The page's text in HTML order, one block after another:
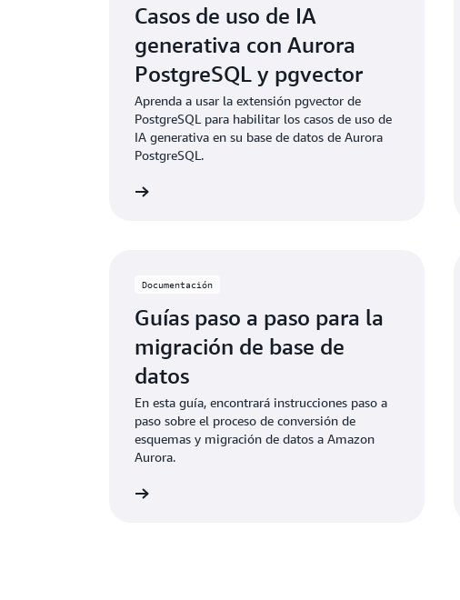
Casos de uso de IA
generativa con Aurora
PostgreSQL y pgvector
Aprenda a usar la extensión pgvector de
PostgreSQL para habilitar los casos de uso de
IA generativa en su base de datos de Aurora
PostgreSQL.
Documentación
Guías paso a paso para la
migración de base de
datos
En esta guía, encontrará instrucciones paso a
paso sobre el proceso de conversión de
esquemas y migración de datos a Amazon
Aurora.